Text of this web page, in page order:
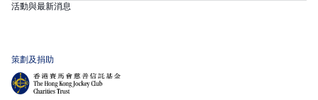
活動與最新消息
策劃及捐助